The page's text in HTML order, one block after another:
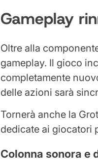
Gameplay
Oltre alla
gameplay. Il gioco
completamente
delle azioni sarà
Tornerà anche la
dedicate ai giocatori
Colonna sonora e